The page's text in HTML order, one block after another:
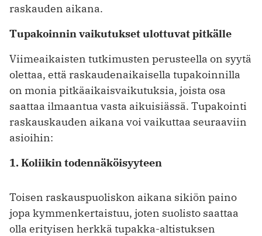
raskauden aikana.
Tupakoinnin vaikutukset ulottuvat pitkälle
Viimeaikaisten tutkimusten perusteella on syytä
olettaa, että raskaudenaikaisella tupakoinnilla
on monia pitkäaikaisvaikutuksia, joista osa
saattaa ilmaantua vasta aikuisiässä. Tupakointi
raskauskauden aikana voi vaikuttaa seuraaviin
asioihin:
1. Koliikin todennäköisyyteen
Toisen raskauspuoliskon aikana sikiön paino
jopa kymmenkertaistuu, joten suolisto saattaa
olla erityisen herkkä tupakka-altistuksen